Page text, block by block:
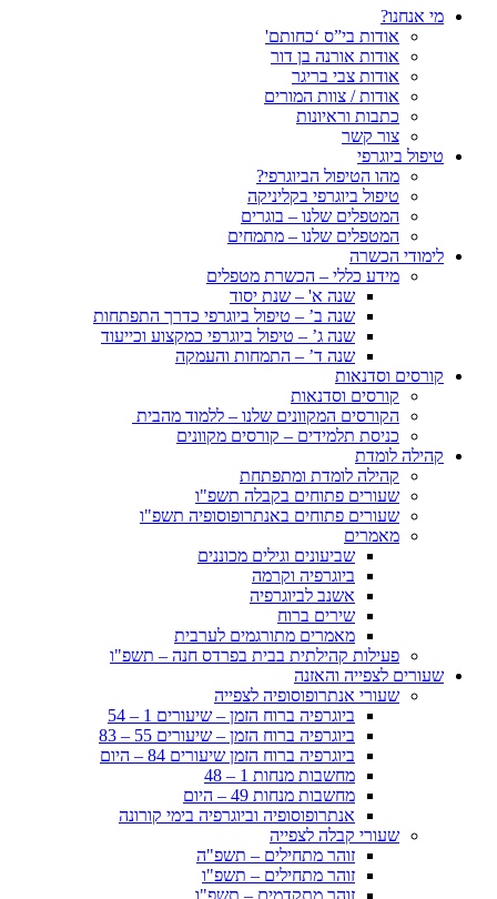
מי אנחנו?
אודות בי”ס ‘כחותם'
אודות אורנה בן דור
אודות צבי בריגר
אודות / צוות המורים
כתבות וראיונות
צור קשר
טיפול ביוגרפי
מהו הטיפול הביוגרפי?
טיפול ביוגרפי בקליניקה
המטפלים שלנו – בוגרים
המטפלים שלנו – מתמחים
לימודי הכשרה
מידע כללי – הכשרת מטפלים
שנה א' – שנת יסוד
שנה ב’ – טיפול ביוגרפי כדרך התפתחות
שנה ג’ – טיפול ביוגרפי כמקצוע וכייעוד
שנה ד’ – התמחות והעמקה
קורסים וסדנאות
קורסים וסדנאות
הקורסים המקוונים שלנו – ללמוד מהבית
כניסת תלמידים – קורסים מקוונים
קהילה לומדת
קהילה לומדת ומתפתחת
שעורים פתוחים בקבלה תשפ"ו
שעורים פתוחים באנתרופוסופיה תשפ"ו
מאמרים
שביעונים וגילים מכוננים
ביוגרפיה וקרמה
אשנב לביוגרפיה
שירים ברוח
מאמרים מתורגמים לערבית
פעילות קהילתית בבית בפרדס חנה – תשפ"ו
שעורים לצפייה והאזנה
שעורי אנתרופוסופיה לצפייה
ביוגרפיה ברוח הזמן – שיעורים 1 – 54
ביוגרפיה ברוח הזמן – שיעורים 55 – 83
ביוגרפיה ברוח הזמן שיעורים 84 – היום
מחשבות מנחות 1 – 48
מחשבות מנחות 49 – היום
אנתרופוסופיה וביוגרפיה בימי קורונה
שעורי קבלה לצפייה
זוהר מתחילים – תשפ"ה
זוהר מתחילים – תשפ"ו